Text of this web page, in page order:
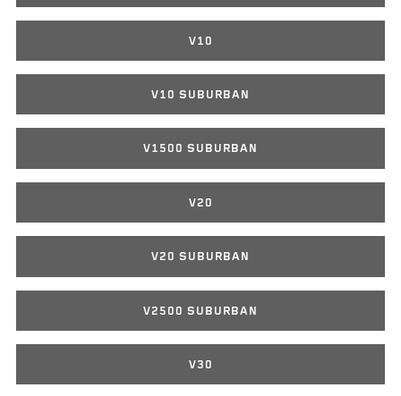
V10
V10 SUBURBAN
V1500 SUBURBAN
V20
V20 SUBURBAN
V2500 SUBURBAN
V30